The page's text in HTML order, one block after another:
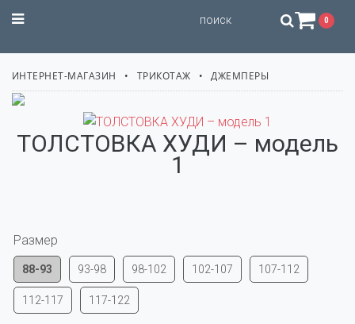
STILISSIMO 0
ИНТЕРНЕТ-МАГАЗИН ТРИКОТАЖ ДЖЕМПЕРЫ
ТОЛСТОВКА ХУДИ – модель
1
Размер
88-93 93-98 98-102 102-107 107-112
112-117 117-122